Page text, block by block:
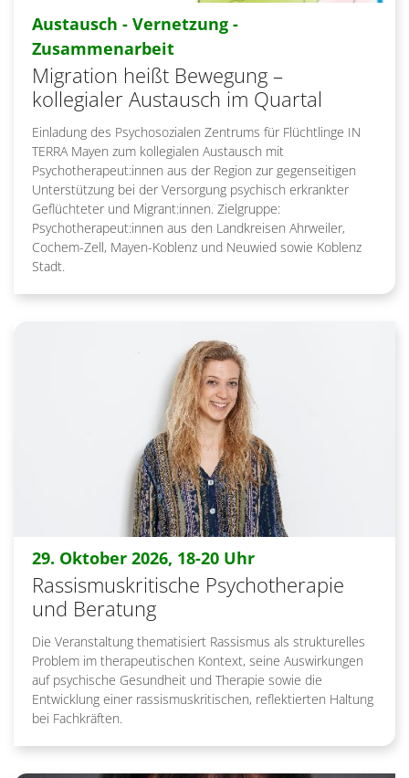
Austausch - Vernetzung -
Zusammenarbeit:
Migration heißt Bewegung –
kollegialer Austausch im Quartal
Einladung des Psychosozialen Zentrums für Flüchtlinge IN
TERRA Mayen zum kollegialen Austausch mit
Psychotherapeut:innen aus der Region zur gegenseitigen
Unterstützung bei der Versorgung psychisch erkrankter
Geflüchteter und Migrant:innen. Zielgruppe:
Psychotherapeut:innen aus den Landkreisen Ahrweiler,
Cochem-Zell, Mayen-Koblenz und Neuwied sowie Koblenz
Stadt.
29. Oktober 2026, 18-20 Uhr:
Rassismuskritische Psychotherapie
und Beratung
Die Veranstaltung thematisiert Rassismus als strukturelles
Problem im therapeutischen Kontext, seine Auswirkungen
auf psychische Gesundheit und Therapie sowie die
Entwicklung einer rassismuskritischen, reflektierten Haltung
bei Fachkräften.